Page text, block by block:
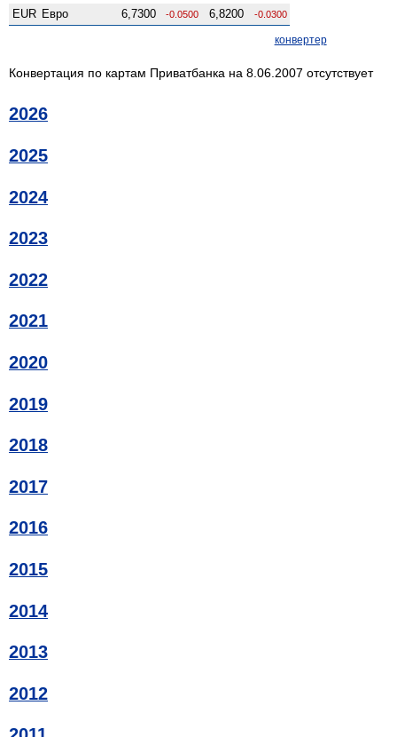
EUR Евро 6,7300 -0.0500 6,8200 -0.0300
конвертер
Конвертация по картам Приватбанка на 8.06.2007 отсутствует
2026
2025
2024
2023
2022
2021
2020
2019
2018
2017
2016
2015
2014
2013
2012